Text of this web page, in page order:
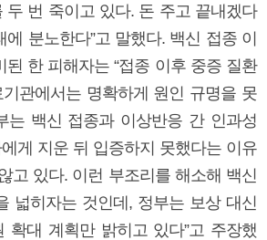
두 번 죽이고 있다. 돈 주고 끝내겠다
분노한다”고 말했다. 백신 접종 이
된 한 피해자는 “접종 이후 중증 질환
관에서는 명확하게 원인 규명을 못
는 백신 접종과 이상반응 간 인과성
게 지운 뒤 입증하지 못했다는 이유
고 있다. 이런 부조리를 해소해 백신
넓히자는 것인데, 정부는 보상 대신
확대 계획만 밝히고 있다”고 주장했